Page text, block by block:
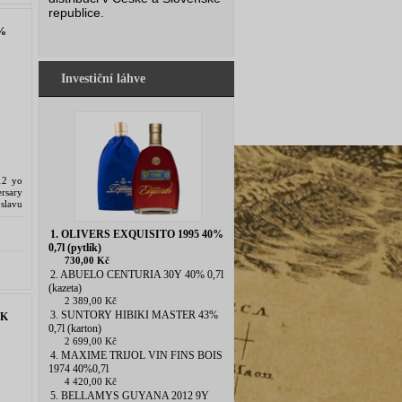
yo
republice.
Investiční láhve
1. OLIVERS EXQUISITO 1995 40%
0,7l (pytlík)
730,00 Kč
2. ABUELO CENTURIA 30Y 40% 0,7l
(kazeta)
2 389,00 Kč
3. SUNTORY HIBIKI MASTER 43%
0,7l (karton)
2 699,00 Kč
4. MAXIME TRIJOL VIN FINS BOIS
1974 40%0,7l
4 420,00 Kč
5. BELLAMYS GUYANA 2012 9Y